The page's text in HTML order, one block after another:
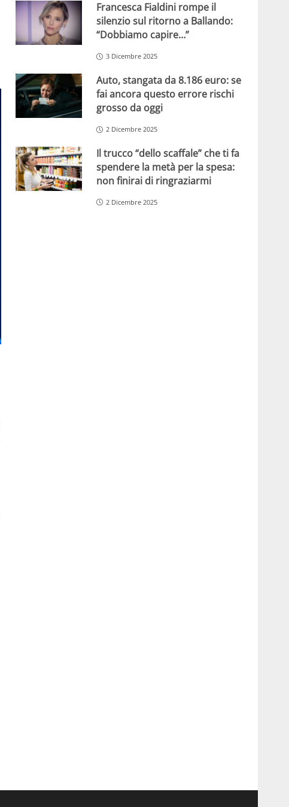
Francesca Fialdini rompe il
silenzio sul ritorno a Ballando:
“Dobbiamo capire…”
3 Dicembre 2025
Auto, stangata da 8.186 euro: se
fai ancora questo errore rischi
grosso da oggi
2 Dicembre 2025
Il trucco “dello scaffale” che ti fa
spendere la metà per la spesa:
non finirai di ringraziarmi
2 Dicembre 2025